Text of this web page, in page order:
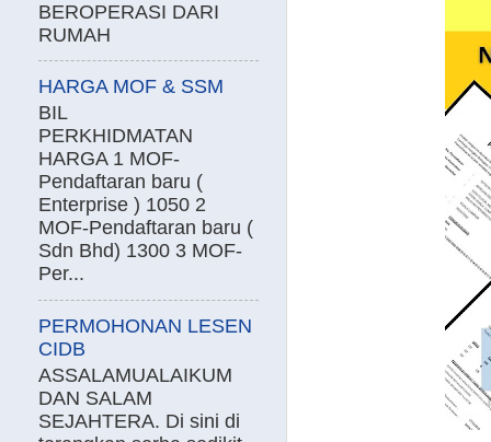
BEROPERASI DARI
RUMAH
HARGA MOF & SSM
BIL
PERKHIDMATAN
HARGA 1 MOF-
Pendaftaran baru (
Enterprise ) 1050 2
MOF-Pendaftaran baru (
Sdn Bhd) 1300 3 MOF-
Per...
PERMOHONAN LESEN
CIDB
ASSALAMUALAIKUM
DAN SALAM
SEJAHTERA. Di sini di